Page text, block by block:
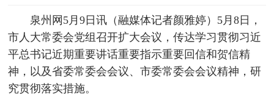
泉州网5月9日讯（融媒体记者颜雅婷）5月8日，
市人大常委会党组召开扩大会议，传达学习贯彻习近
平总书记近期重要讲话重要指示重要回信和贺信精
神，以及省委常委会会议、市委常委会会议精神，研
究贯彻落实措施。